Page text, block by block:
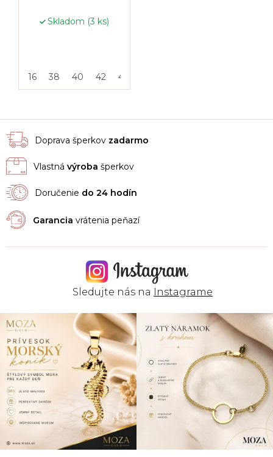
Skladom (3 ks)
16 38 40 42 46
Doprava šperkov zadarmo
Vlastná výroba šperkov
Doručenie do 24 hodín
Garancia vrátenia peňazí
Sledujte nás na Instagrame